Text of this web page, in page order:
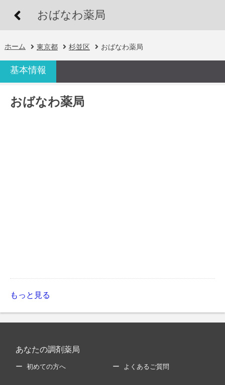
おばなわ薬局
ホーム 東京都 杉並区 おばなわ薬局
基本情報
おばなわ薬局
もっと見る
あなたの調剤薬局
初めての方へ よくあるご質問